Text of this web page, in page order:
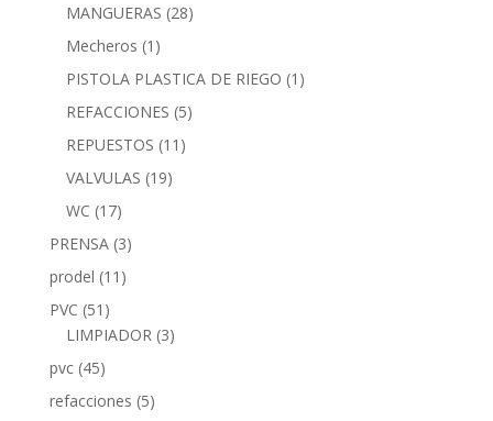
MANGUERAS (28)
Mecheros (1)
PISTOLA PLASTICA DE RIEGO (1)
REFACCIONES (5)
REPUESTOS (11)
VALVULAS (19)
WC (17)
PRENSA (3)
prodel (11)
PVC (51)
LIMPIADOR (3)
pvc (45)
refacciones (5)